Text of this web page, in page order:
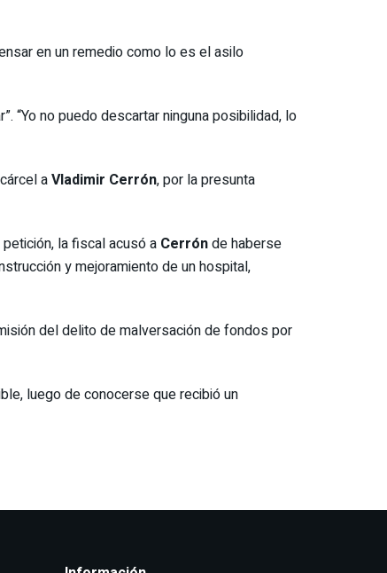
en un remedio como lo es el asilo
“Yo no puedo descartar ninguna posibilidad, lo
aVladimir Cerrón, por la presunta
la fiscal acusó a Cerrónde haberse
y mejoramiento de un hospital,
del delito de malversación de fondos por
luego de conocerse que recibió un